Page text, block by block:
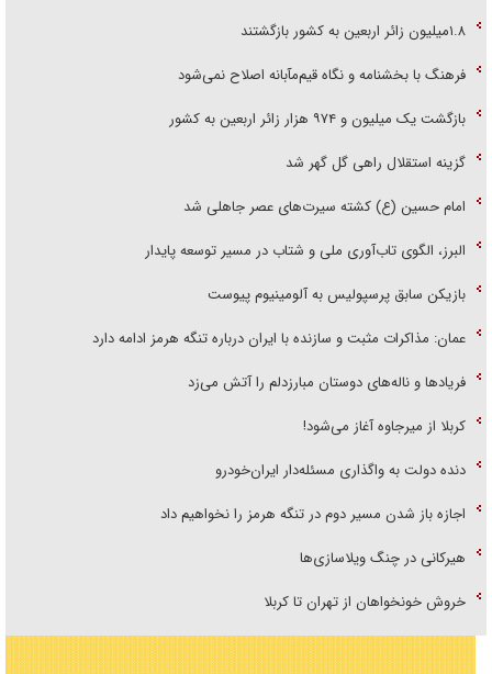
۱.۸میلیون زائر اربعین به کشور بازگشتند
فرهنگ با بخشنامه و نگاه قیم‌مآبانه اصلاح نمی‌شود
بازگشت یک میلیون و ۹۷۴ هزار زائر اربعین به کشور
گزینه استقلال راهی گل گهر شد
امام حسین (ع) کشته سیرت‌های عصر جاهلی شد
البرز، الگوی تاب‌آوری ملی و شتاب در مسیر توسعه پایدار
بازیکن سابق پرسپولیس به آلومینیوم پیوست
عمان: مذاکرات مثبت و سازنده با ایران درباره تنگه هرمز ادامه دارد
فریاد‌ها و ناله‌های دوستان مبارزدلم را آتش می‌زد
کربلا از میرجاوه آغاز می‌شود!
دنده دولت به واگذاری مسئله‌دار ایران‌خودرو
اجازه باز شدن مسیر دوم در تنگه هرمز را نخواهیم داد
هیرکانی در چنگ ویلاسازی‌ها
خروش خونخواهان از تهران تا کربلا